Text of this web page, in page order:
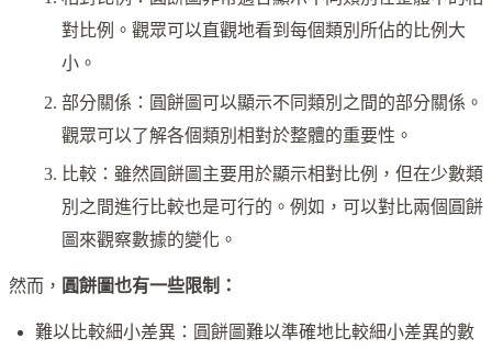
對比例。觀眾可以直觀地看到每個類別所佔的比例大
小。
部分關係：圓餅圖可以顯示不同類別之間的部分關係。
觀眾可以了解各個類別相對於整體的重要性。
比較：雖然圓餅圖主要用於顯示相對比例，但在少數類
別之間進行比較也是可行的。例如，可以對比兩個圓餅
圖來觀察數據的變化。
然而， 圓餅圖也有一些限制：
難以比較細小差異：圓餅圖難以準確地比較細小差異的數